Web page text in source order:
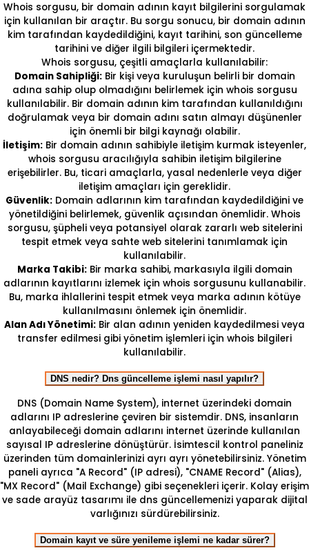
Whois sorgusu, bir domain adının kayıt bilgilerini sorgulamak
için kullanılan bir araçtır. Bu sorgu sonucu, bir domain adının
kim tarafından kaydedildiğini, kayıt tarihini, son güncelleme
tarihini ve diğer ilgili bilgileri içermektedir.
Whois sorgusu, çeşitli amaçlarla kullanılabilir:
Domain Sahipliği:Bir kişi veya kuruluşun belirli bir domain
adına sahip olup olmadığını belirlemek için whois sorgusu
kullanılabilir. Bir domain adının kim tarafından kullanıldığını
doğrulamak veya bir domain adını satın almayı düşünenler
için önemli bir bilgi kaynağı olabilir.
İletişim: Bir domain adının sahibiyle iletişim kurmak isteyenler,
whois sorgusu aracılığıyla sahibin iletişim bilgilerine
erişebilirler. Bu, ticari amaçlarla, yasal nedenlerle veya diğer
iletişim amaçları için gereklidir.
Güvenlik: Domain adlarının kim tarafından kaydedildiğini ve
yönetildiğini belirlemek, güvenlik açısından önemlidir. Whois
sorgusu, şüpheli veya potansiyel olarak zararlı web sitelerini
tespit etmek veya sahte web sitelerini tanımlamak için
kullanılabilir.
Marka Takibi:Bir marka sahibi, markasıyla ilgili domain
adlarının kayıtlarını izlemek için whois sorgusunu kullanabilir.
Bu, marka ihlallerini tespit etmek veya marka adının kötüye
kullanılmasını önlemek için önemlidir.
Alan Adı Yönetimi: Bir alan adının yeniden kaydedilmesi veya
transfer edilmesi gibi yönetim işlemleri için whois bilgileri
kullanılabilir.
DNS nedir? Dns güncelleme işlemi nasıl yapılır?
DNS (Domain Name System), internet üzerindeki domain
adlarını IP adreslerine çeviren bir sistemdir. DNS, insanların
anlayabileceği domain adlarını internet üzerinde kullanılan
sayısal IP adreslerine dönüştürür. İsimtescil kontrol paneliniz
üzerinden tüm domainlerinizi ayrı ayrı yönetebilirsiniz. Yönetim
paneli ayrıca "A Record" (IP adresi), "CNAME Record" (Alias),
"MX Record" (Mail Exchange) gibi seçenekleri içerir. Kolay erişim
ve sade arayüz tasarımı ile dns güncellemenizi yaparak dijital
varlığınızı sürdürebilirsiniz.
Domain kayıt ve süre yenileme işlemi ne kadar sürer?